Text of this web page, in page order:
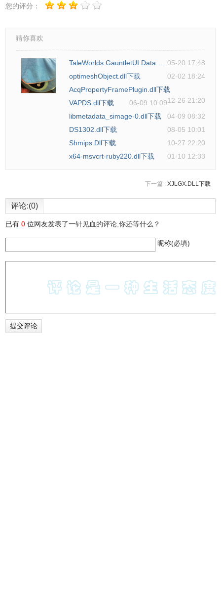
您的评分：
猜你喜欢
TaleWorlds.GauntletUI.Data....
05-20 17:48
optimeshObject.dll下载
02-02 18:24
AcqPropertyFramePlugin.dll下载
12-26 21:20
VAPDS.dll下载
06-09 10:09
libmetadata_simage-0.dll下载
04-09 08:32
DS1302.dll下载
08-05 10:01
Shmips.Dll下载
10-27 22:20
x64-msvcrt-ruby220.dll下载
01-10 12:33
下一篇 : XJLGX.DLL下载
评论:(0)
已有0 位网友发表了一针见血的评论,你还等什么？
昵称(必填)